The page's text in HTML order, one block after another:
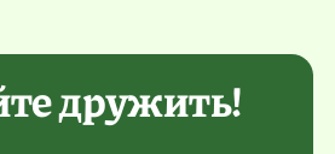
дружить!